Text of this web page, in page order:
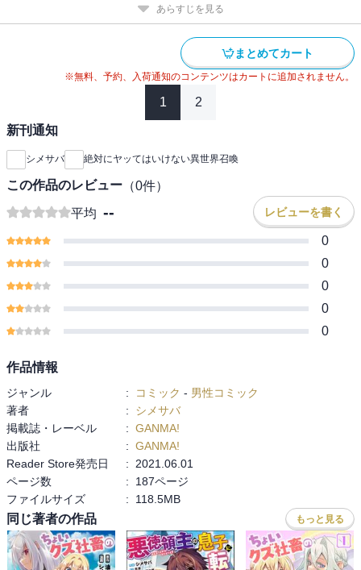
あらすじを見る
まとめてカート
※無料、予約、入荷通知のコンテンツはカートに追加されません。
1 2
新刊通知
シメサバ 絶対にヤッてはいけない異世界召喚
この作品のレビュー （0件）
平均 -- レビューを書く
0
0
0
0
0
作品情報
ジャンル : コミック - 男性コミック
著者
:
シメサバ
掲載誌・レーベル
: GANMA!
出版社
: GANMA!
Reader Store発売日
:
2021.06.01
ページ数
:
187ページ
ファイルサイズ
: 118.5MB
同じ著者の作品 もっと見る